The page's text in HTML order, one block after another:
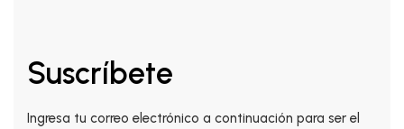
Suscríbete
Ingresa tu correo electrónico a continuación para ser el